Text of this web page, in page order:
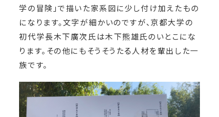
学の冒険」で描いた家系図に少し付け加えたもの
になります。文字が細かいのですが、京都大学の
初代学長木下廣次氏は木下熊雄氏のいとこにな
ります。その他にもそうそうたる人材を輩出した一
族です。